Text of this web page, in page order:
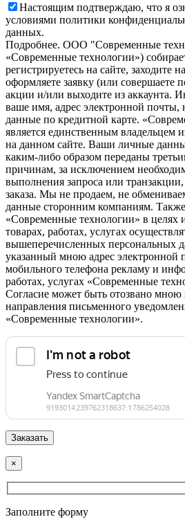
Настоящим подтверждаю, что я
условиями политики
данных.
Подробнее. OOO "Современные
«Современные технологии»)
регистрируетесь на сайте, заходите
оформляете заявку (или совершаете
акции и/или выходите из аккаунта.
ваше имя, адрес электронной почты,
данные по кредитной карте.
является единственным владельцем
на данном сайте. Ваши личные
каким-либо образом переданы
причинам, за исключением
выполнения запроса или
заказа. Мы не продаем, не
данные сторонним компаниям.
«Современные технологии» в целях
товарах, работах, услугах
вышеперечисленных персональных
указанный мною адрес электронной
мобильного телефона рекламу и
работах, услугах «Современные
Согласие может быть отозвано
направления письменного
«Современные технологии».
×
Заполните форму